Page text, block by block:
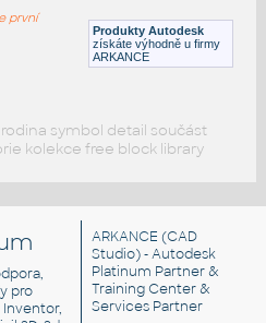
MIAKO 23 62.5 27 1250
Produkty Autodesk
získáte výhodně u firmy
ARKANCE
první
symbol detail součást
kolekce free block library
pro
Inventor,
ARKANCE (CAD
Studio) - Autodesk
Platinum Partner &
Training Center &
Services Partner